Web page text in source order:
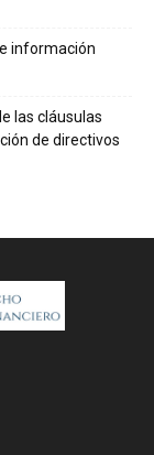
información
las cláusulas
de directivos